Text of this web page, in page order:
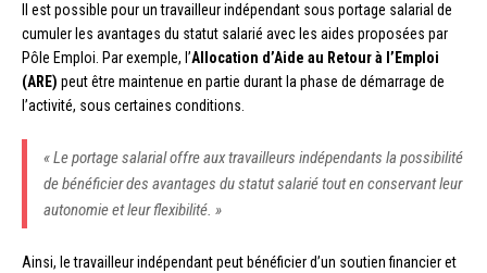
Il est possible pour un travailleur indépendant sous portage salarial de
cumuler les avantages du statut salarié avec les aides proposées par
Pôle Emploi. Par exemple, l’Allocation d’Aide au Retour à l’Emploi
(ARE) peut être maintenue en partie durant la phase de démarrage de
l’activité, sous certaines conditions.
« Le portage salarial offre aux travailleurs indépendants la possibilité
de bénéficier des avantages du statut salarié tout en conservant leur
autonomie et leur flexibilité. »
Ainsi, le travailleur indépendant peut bénéficier d’un soutien financier et